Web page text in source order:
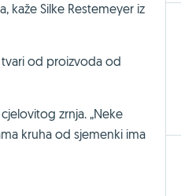
kaže Silke Restemeyer iz
od proizvoda od
zrnja. „Neke
kruha od sjemenki ima